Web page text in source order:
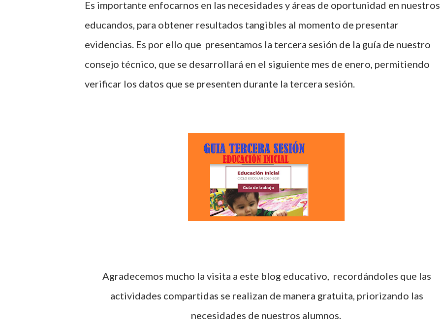
Es importante enfocarnos en las necesidades y áreas de oportunidad en nuestros
educandos, para obtener resultados tangibles al momento de presentar
evidencias. Es por ello que presentamos la tercera sesión de la guía de nuestro
consejo técnico, que se desarrollará en el siguiente mes de enero, permitiendo
verificar los datos que se presenten durante la tercera sesión.
Agradecemos mucho la visita a este blog educativo, recordándoles que las
actividades compartidas se realizan de manera gratuita, priorizando las
necesidades de nuestros alumnos.